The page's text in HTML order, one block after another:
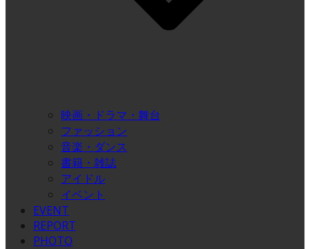
映画・ドラマ・舞台
ファッション
音楽・ダンス
書籍・雑誌
アイドル
イベント
EVENT
REPORT
PHOTO